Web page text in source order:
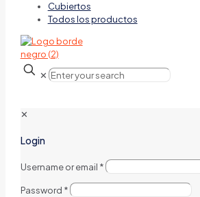
Cubiertos
Todos los productos
✕
✕
Login
Username or email *
Password *